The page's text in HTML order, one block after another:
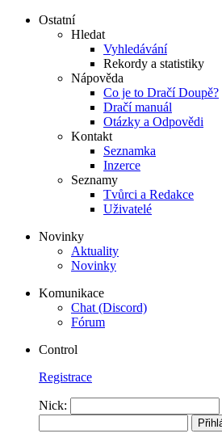
Ostatní
Hledat
Vyhledávání
Rekordy a statistiky
Nápověda
Co je to Dračí Doupě?
Dračí manuál
Otázky a Odpovědi
Kontakt
Seznamka
Inzerce
Seznamy
Tvůrci a Redakce
Uživatelé
Novinky
Aktuality
Novinky
Komunikace
Chat (Discord)
Fórum
Control
Registrace
Nick: